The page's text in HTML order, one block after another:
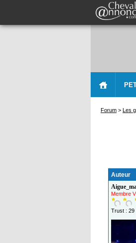
Forum > Les
Auteur
Membre
Trust :